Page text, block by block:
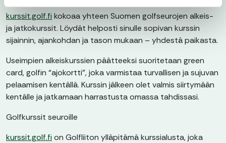
kurssit.golf.fi kokoaa yhteen Suomen golfseurojen alkeis-
ja jatkokurssit. Löydät helposti sinulle sopivan kurssin
sijainnin, ajankohdan ja tason mukaan – yhdestä paikasta.
Useimpien alkeiskurssien päätteeksi suoritetaan green
card, golfin “ajokortti”, joka varmistaa turvallisen ja sujuvan
pelaamisen kentällä. Kurssin jälkeen olet valmis siirtymään
kentälle ja jatkamaan harrastusta omassa tahdissasi.
Golfkurssit seuroille
kurssit.golf.fi on Golfliiton ylläpitämä kurssialusta, joka